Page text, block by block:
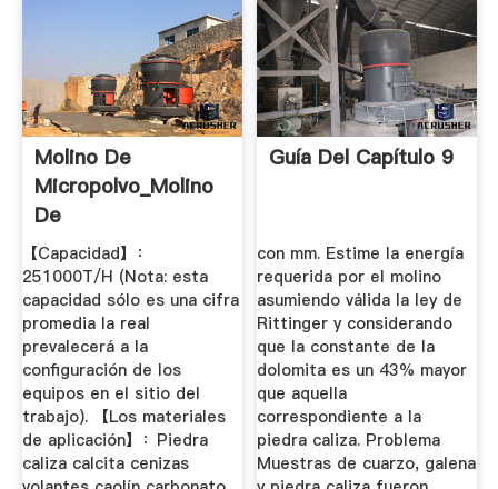
Molino De
Micropolvo_Molino
De
Bentonita_Molino
De Caliza ...
【Capacidad】：
251000T/H (Nota: esta
capacidad sólo es una cifra
promedia la real
prevalecerá a la
configuración de los
equipos en el sitio del
trabajo). 【Los materiales
de aplicación】：Piedra
caliza calcita cenizas
Guía Del Capítulo 9
con mm. Estime la energía
requerida por el molino
asumiendo válida la ley de
Rittinger y considerando
que la constante de la
dolomita es un 43% mayor
que aquella
correspondiente a la
piedra caliza. Problema
Muestras de cuarzo, galena